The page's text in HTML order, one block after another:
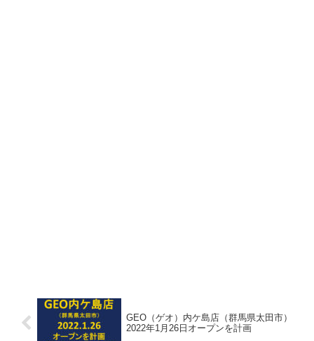
GEO（ゲオ）内ケ島店（群馬県太田市）
2022年1月26日オープンを計画